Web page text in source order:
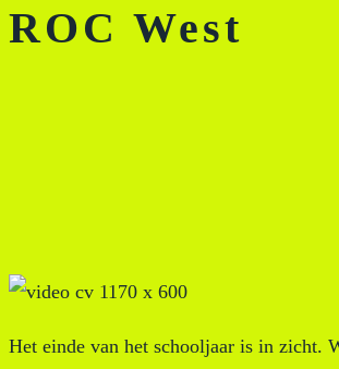
ROC West
Empowerment
entreestudenten
Het einde van het schooljaar is in zicht.